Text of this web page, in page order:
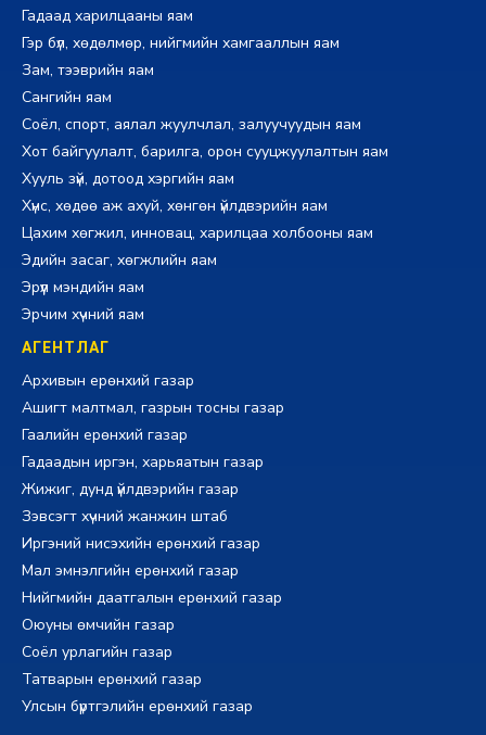
Гадаад харилцааны яам
Гэр бүл, хөдөлмөр, нийгмийн хамгааллын яам
Зам, тээврийн яам
Сангийн яам
Соёл, спорт, аялал жуулчлал, залуучуудын яам
Хот байгуулалт, барилга, орон сууцжуулалтын яам
Хууль зүй, дотоод хэргийн яам
Хүнс, хөдөө аж ахуй, хөнгөн үйлдвэрийн яам
Цахим хөгжил, инновац, харилцаа холбооны яам
Эдийн засаг, хөгжлийн яам
Эрүүл мэндийн яам
Эрчим хүчний яам
АГЕНТЛАГ
Архивын ерөнхий газар
Ашигт малтмал, газрын тосны газар
Гаалийн ерөнхий газар
Гадаадын иргэн, харьяатын газар
Жижиг, дунд үйлдвэрийн газар
Зэвсэгт хүчний жанжин штаб
Иргэний нисэхийн ерөнхий газар
Мал эмнэлгийн ерөнхий газар
Нийгмийн даатгалын ерөнхий газар
Оюуны өмчийн газар
Соёл урлагийн газар
Татварын ерөнхий газар
Улсын бүртгэлийн ерөнхий газар